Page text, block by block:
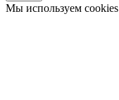
Мы используем cookies